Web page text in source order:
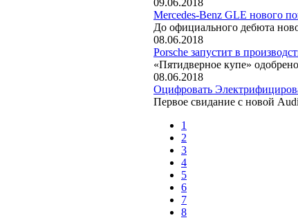
09.06.2018
Mercedes-Benz GLE нового
До официального дебюта
08.06.2018
Porsche запустит в
«Пятидверное купе»
08.06.2018
Оцифровать
Первое свидание с новой
1
2
3
4
5
6
7
8